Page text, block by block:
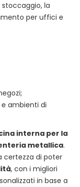
la
per uffici e
ambienti di
interna per la
metallica.
certezza di poter
, con i migliori
in base a